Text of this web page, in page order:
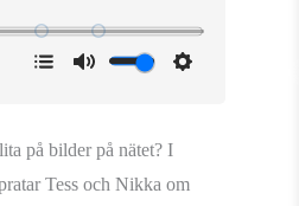
på bilder på nätet? I
Tess och Nikka om